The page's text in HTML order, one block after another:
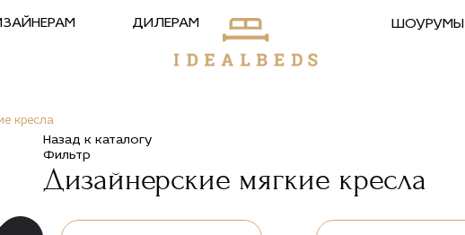
ДИЛЕРАМ ШОУРУМЫ
кресла
Назад к каталогу
Фильтр
Дизайнерские мягкие кресла